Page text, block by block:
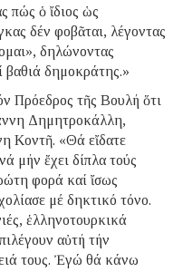
πώς ὁ ἴδιος ὡς
δέν φοβᾶται, λέγοντας
δηλώνοντας
βαθιά δημοκράτης.»
Πρόεδρος τῆς Βουλή ὅτι
Δημητροκάλλη,
Κοντῆ. «Θά εἴδατε
μήν ἔχει δίπλα τούς
φορά καί ἴσως
μέ δηκτικό τόνο.
ἑλληνοτουρκικά
αὐτή τήν
τους. Ἐγώ θά κάνω